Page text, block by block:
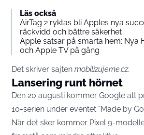
Läs också
AirTag 2 ryktas bli Apples nya
räckvidd och bättre säkerhet
Apple satsar på smarta hem: Nya
och Apple TV på gång
Det skriver sajten mobilizujeme.cz.
Lansering runt hörnet
Den 20 augusti kommer Google att
10-serien under eventet ”Made by
När det sker kommer Pixel 9-